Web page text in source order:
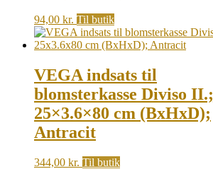
94,00 kr. Til butik
VEGA indsats til
blomsterkasse Diviso II.;
25×3.6×80 cm (BxHxD);
Antracit
344,00 kr. Til butik